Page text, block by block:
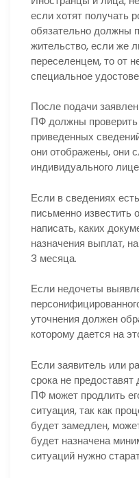
если хотят получать
обязательно должны
жительство, если же
переселенцем, то от
специальное
После подачи
ПФ должны проверить
приведенных
они отображены, они
индивидуального
Если в сведениях
письменно известить
написать, каких
назначения выплат,
3 месяца.
Если недочеты
уточнения должен
которому дается на
Если заявитель или
срока не
ПФ может продлить
ситуация, так как
будет замедлен,
будет назначена
ситуаций нужно